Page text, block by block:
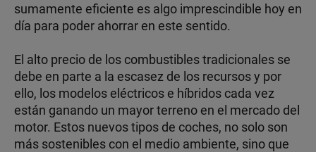
sumamente eficiente es algo imprescindible hoy en
día para poder ahorrar en este sentido.
El alto precio de los combustibles tradicionales se
debe en parte a la escasez de los recursos y por
ello, los modelos eléctricos e híbridos cada vez
están ganando un mayor terreno en el mercado del
motor. Estos nuevos tipos de coches, no solo son
más sostenibles con el medio ambiente, sino que